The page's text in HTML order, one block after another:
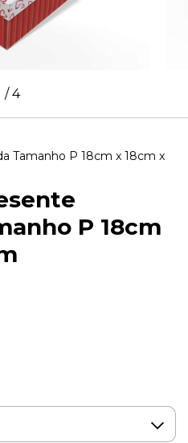
/4
Tamanho P 18cm x 18cm x
P 18cm